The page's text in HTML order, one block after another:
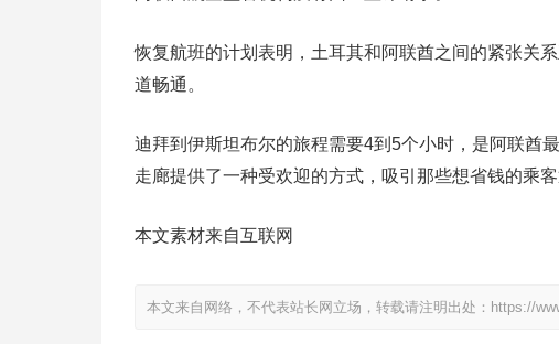
恢复航班的计划表明，土耳其和阿联酋之间的紧张关
道畅通。
迪拜到伊斯坦布尔的旅程需要4到5个小时，是阿联酋
走廊提供了一种受欢迎的方式，吸引那些想省钱的乘
本文素材来自互联网
本文来自网络，不代表站长网立场，转载请注明出处： https://